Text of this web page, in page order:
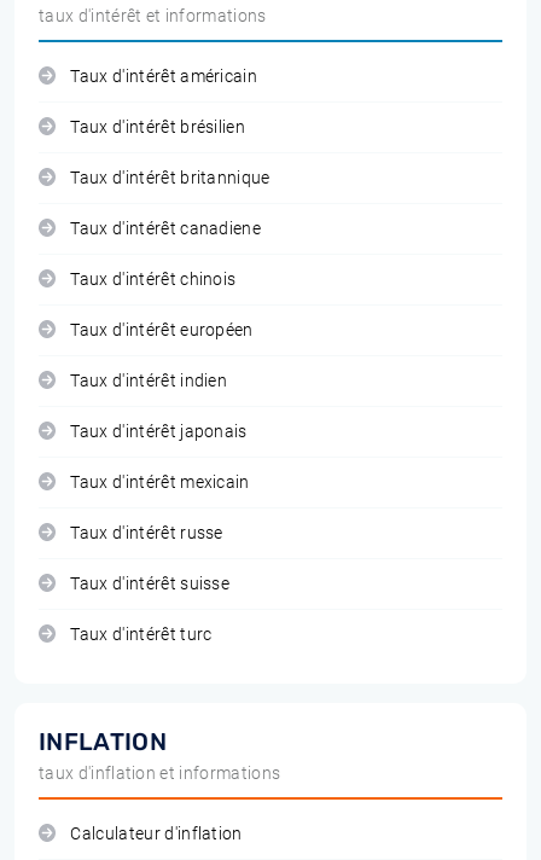
taux d'intérêt et informations
Taux d'intérêt américain
Taux d'intérêt brésilien
Taux d'intérêt britannique
Taux d'intérêt canadiene
Taux d'intérêt chinois
Taux d'intérêt européen
Taux d'intérêt indien
Taux d'intérêt japonais
Taux d'intérêt mexicain
Taux d'intérêt russe
Taux d'intérêt suisse
Taux d'intérêt turc
INFLATION
taux d'inflation et informations
Calculateur d'inflation